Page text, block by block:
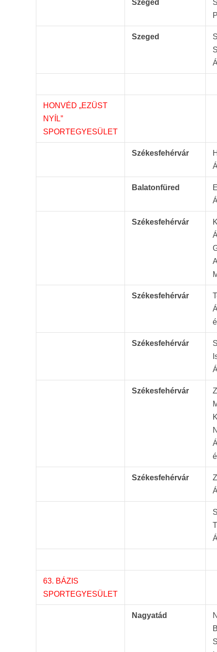
Szeged
Szeged
HONVÉD „EZÜST
NYÍL”
SPORTEGYESÜLET
Székesfehérvár
Balatonfüred
Székesfehérvár
Székesfehérvár
Székesfehérvár
Székesfehérvár
Székesfehérvár
63. BÁZIS
SPORTEGYESÜLET
Nagyatád